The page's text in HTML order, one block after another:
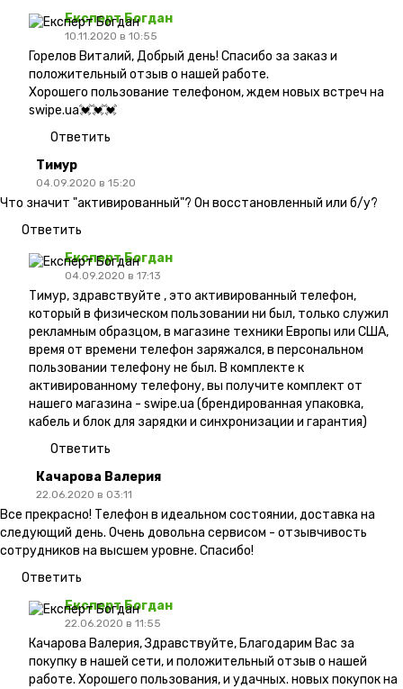
Експерт Богдан
10.11.2020 в 10:55
Горелов Виталий, Добрый день! Спасибо за заказ и
положительный отзыв о нашей работе.
Хорошего пользование телефоном, ждем новых встреч на
swipe.ua💓💓💓
Ответить
Тимур
04.09.2020 в 15:20
Что значит "активированный"? Он восстановленный или б/у?
Ответить
Експерт Богдан
04.09.2020 в 17:13
Тимур, здравствуйте , это активированный телефон,
который в физическом пользовании ни был, только служил
рекламным образцом, в магазине техники Европы или США,
время от времени телефон заряжался, в персональном
пользовании телефону не был. В комплекте к
активированному телефону, вы получите комплект от
нашего магазина - swipe.ua (брендированная упаковка,
кабель и блок для зарядки и синхронизации и гарантия)
Ответить
Качарова Валерия
22.06.2020 в 03:11
Все прекрасно! Телефон в идеальном состоянии, доставка на
следующий день. Очень довольна сервисом - отзывчивость
сотрудников на высшем уровне. Спасибо!
Ответить
Експерт Богдан
22.06.2020 в 11:55
Качарова Валерия, Здравствуйте, Благодарим Вас за
покупку в нашей сети, и положительный отзыв о нашей
работе. Хорошего пользования, и удачных. новых покупок на